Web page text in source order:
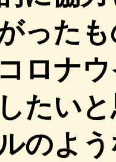
った
ロナ
たい
のよ